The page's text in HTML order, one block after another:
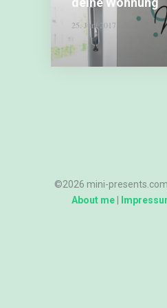
deine
Wohnung
25. Juni 2017
©2026 mini-
About me|